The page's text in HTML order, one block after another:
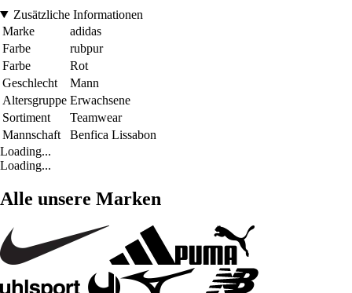
Zusätzliche Informationen
Marke
adidas
Farbe
rubpur
Farbe
Rot
Geschlecht
Mann
Altersgruppe Erwachsene
Sortiment
Teamwear
Mannschaft
Benfica Lissabon
Loading...
Loading...
Alle unsere Marken